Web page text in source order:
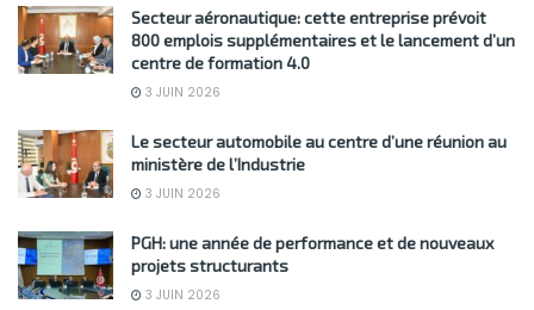
Secteur aéronautique: cette entreprise prévoit
800 emplois supplémentaires et le lancement d’un
centre de formation 4.0
3 JUIN 2026
Le secteur automobile au centre d’une réunion au
ministère de l’Industrie
3 JUIN 2026
PGH: une année de performance et de nouveaux
projets structurants
3 JUIN 2026